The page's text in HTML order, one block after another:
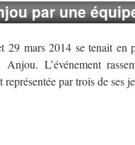
par une
29 mars 2014 se tenait en
Anjou. L’événement
représentée par trois de